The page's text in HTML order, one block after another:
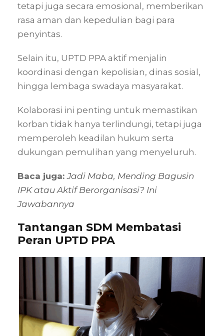
tetapi juga secara emosional, memberikan
rasa aman dan kepedulian bagi para
penyintas.
Selain itu, UPTD PPA aktif menjalin
koordinasi dengan kepolisian, dinas sosial,
hingga lembaga swadaya masyarakat.
Kolaborasi ini penting untuk memastikan
korban tidak hanya terlindungi, tetapi juga
memperoleh keadilan hukum serta
dukungan pemulihan yang menyeluruh.
Baca juga:Jadi Maba, Mending Bagusin
IPK atau Aktif Berorganisasi? Ini
Jawabannya
Tantangan SDM Membatasi
Peran UPTD PPA